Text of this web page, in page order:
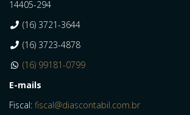
14405-294
(16) 3721-3644
(16) 3723-4878
(16) 99181-0799
E-mails
Fiscal: fiscal@diascontabil.com.br